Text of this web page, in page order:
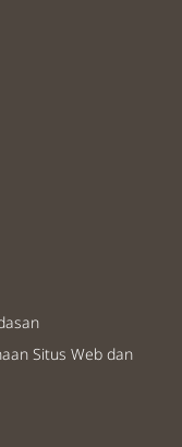
Situs Web dan